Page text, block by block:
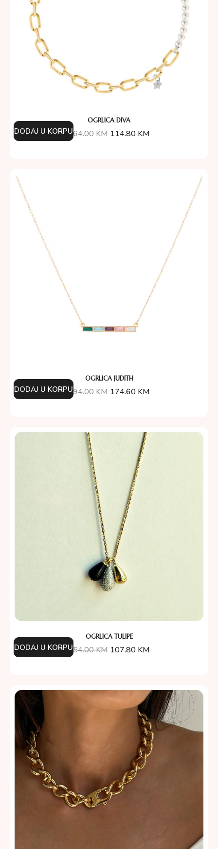
OGRLICA DIVA
164.00KM 114.80 KM
DODAJ U KORPU
OGRLICA JUDITH
194.00KM 174.60 KM
DODAJ U KORPU
OGRLICA TULIPE
154.00KM 107.80 KM
DODAJ U KORPU